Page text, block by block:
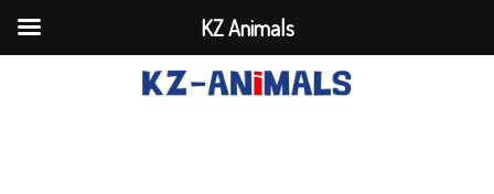
KZ Animals